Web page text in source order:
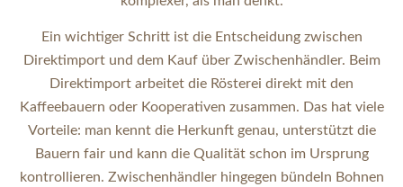
Ein wichtiger Schritt ist die Entscheidung zwischen
Direktimport und dem Kauf über Zwischenhändler. Beim
Direktimport arbeitet die Rösterei direkt mit den
Kaffeebauern oder Kooperativen zusammen. Das hat viele
Vorteile: man kennt die Herkunft genau, unterstützt die
Bauern fair und kann die Qualität schon im Ursprung
kontrollieren. Zwischenhändler hingegen bündeln Bohnen